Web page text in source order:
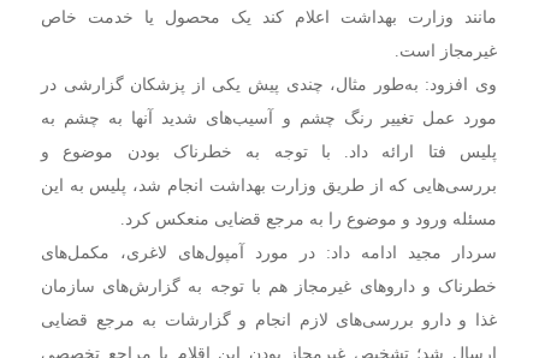
مانند وزارت بهداشت اعلام کند یک محصول یا خدمت خاص
غیرمجاز است.
وی افزود: به‌طور مثال، چندی پیش یکی از پزشکان گزارشی در
مورد عمل تغییر رنگ چشم و آسیب‌های شدید آنها به چشم به
پلیس فتا ارائه داد. با توجه به خطرناک بودن موضوع و
بررسی‌هایی که از طریق وزارت بهداشت انجام شد، پلیس به این
مسئله ورود و موضوع را به مرجع قضایی منعکس کرد.
سردار مجید ادامه داد: در مورد آمپول‌های لاغری، مکمل‌های
خطرناک و داروهای غیرمجاز هم با توجه به گزارش‌های سازمان
غذا و دارو بررسی‌های لازم انجام و گزارشات به مرجع قضایی
ارسال شد؛ تشخیص غیرمجاز بودن این اقلام با مراجع تخصصی